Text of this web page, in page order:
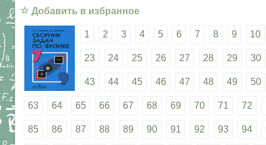
☆ Добавить в избранное
1 2 3 4 5 6 7 8 9 10
23 24 25 26 27 28 29 30
43 44 45 46 47 48 49 50
63 64 65 66 67 68 69 70 71 72
85 86 87 88 89 90 91 92 93 94